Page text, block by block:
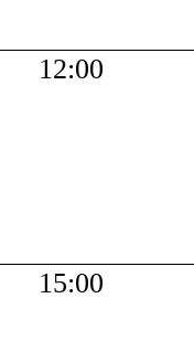
12:00
15:00